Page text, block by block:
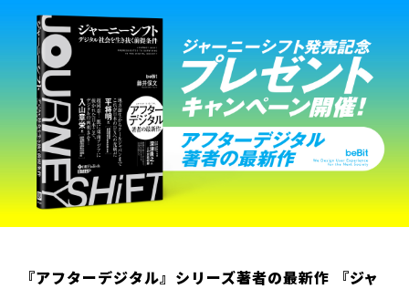
『アフターデジタル』シリーズ著者の最新作 『ジャ